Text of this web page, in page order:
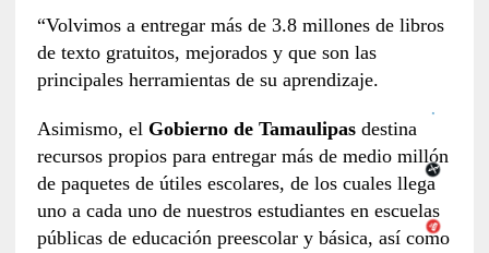
“Volvimos a entregar más de 3.8 millones de libros
de texto gratuitos, mejorados y que son las
principales herramientas de su aprendizaje.
Asimismo, el Gobierno de Tamaulipasdestina
recursos propios para entregar más de medio millón
de paquetes de útiles escolares, de los cuales llega
uno a cada uno de nuestros estudiantes en escuelas
públicas de educación preescolar y básica, así como